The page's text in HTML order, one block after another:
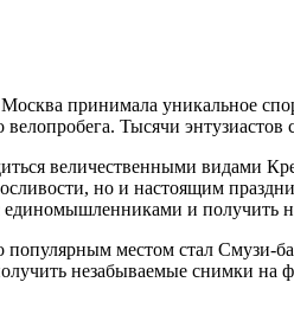
принимала уникальное
велопробега. Тысячи
величественными видами
но и настоящим
единомышленниками и получить
популярным местом стал Смузи-
незабываемые снимки на